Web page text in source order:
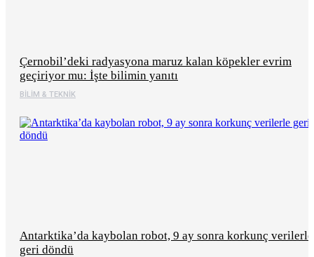
BILIM & TEKNIK
Çernobil’deki radyasyona maruz kalan köpekler evrim
geçiriyor mu: İşte bilimin yanıtı
Antarktika’da kaybolan robot, 9 ay sonra korkunç verilerle
geri döndü